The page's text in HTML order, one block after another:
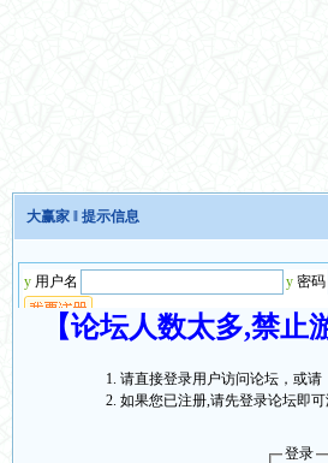
大赢家 ‖ 提示信息
【论坛人数太多,禁
请直接登录用户访问论坛，或请
如果您已注册,请先登录论坛即
登录